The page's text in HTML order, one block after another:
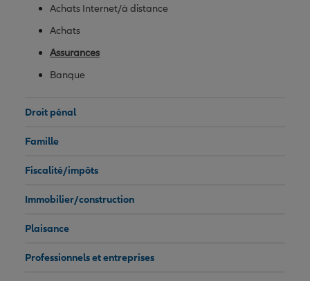
Achats Internet/à distance
Achats
Assurances
Banque
Droit pénal
Famille
Fiscalité/impôts
Immobilier/construction
Plaisance
Professionnels et entreprises